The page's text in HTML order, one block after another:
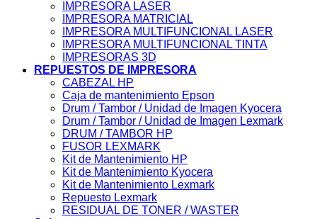
IMPRESORA LASER
IMPRESORA MATRICIAL
IMPRESORA MULTIFUNCIONAL LASER
IMPRESORA MULTIFUNCIONAL TINTA
IMPRESORAS 3D
REPUESTOS DE IMPRESORA
CABEZAL HP
Caja de mantenimiento Epson
Drum / Tambor / Unidad de Imagen Kyocera
Drum / Tambor / Unidad de Imagen Lexmark
DRUM / TAMBOR HP
FUSOR LEXMARK
Kit de Mantenimiento HP
Kit de Mantenimiento Kyocera
Kit de Mantenimiento Lexmark
Repuesto Lexmark
RESIDUAL DE TONER / WASTER